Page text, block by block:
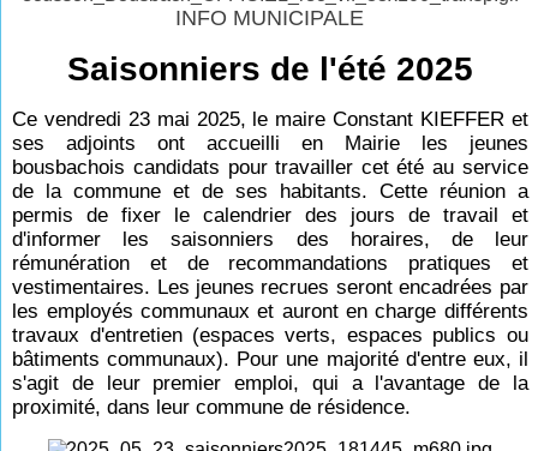
INFO MUNICIPALE
Saisonniers de l'été 2025
Ce vendredi 23 mai 2025, le maire Constant KIEFFER et
ses adjoints ont accueilli en Mairie les jeunes
bousbachois candidats pour travailler cet été au service
de la commune et de ses habitants. Cette réunion a
permis de fixer le calendrier des jours de travail et
d'informer les saisonniers des horaires, de leur
rémunération et de recommandations pratiques et
vestimentaires. Les jeunes recrues seront encadrées par
les employés communaux et auront en charge différents
travaux d'entretien (espaces verts, espaces publics ou
bâtiments communaux). Pour une majorité d'entre eux, il
s'agit de leur premier emploi, qui a l'avantage de la
proximité, dans leur commune de résidence.